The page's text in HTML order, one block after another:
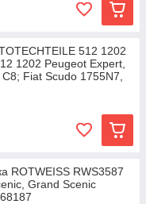
512 1202
1202 Peugeot Expert,
Fiat Scudo 1755N7,
ROTWEISS RWS3587
Grand Scenic